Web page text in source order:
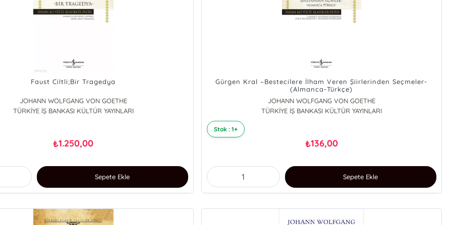
Faust Ciltli;Bir Tragedya
JOHANN WOLFGANG VON GOETHE
TÜRKİYE İŞ BANKASI KÜLTÜR YAYINLARI
₺1.250,00
Sepete Ekle
Gürgen Kral –Bestecilere İlham Veren Şiirlerinden Seçmeler-
(Almanca-Türkçe)
JOHANN WOLFGANG VON GOETHE
TÜRKİYE İŞ BANKASI KÜLTÜR YAYINLARI
Stok : 1+
₺136,00
Sepete Ekle